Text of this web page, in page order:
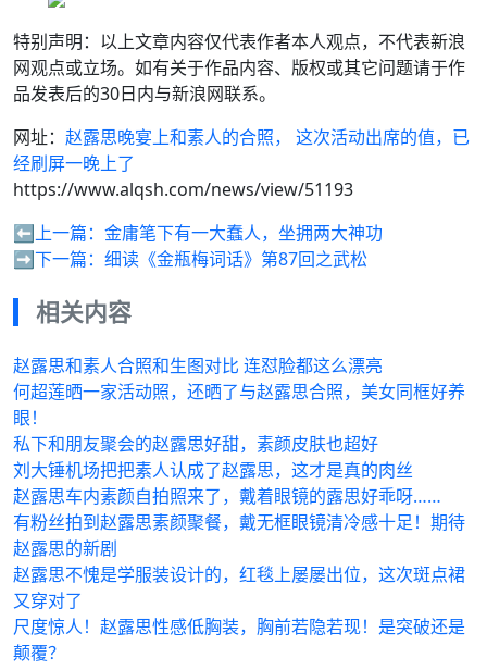
特别声明：以上文章内容仅代表作者本人观点，不代表新浪
网观点或立场。如有关于作品内容、版权或其它问题请于作
品发表后的30日内与新浪网联系。
网址： 赵露思晚宴上和素人的合照， 这次活动出席的值，已
经刷屏一晚上了
https://www.alqsh.com/news/view/51193
⬅️上一篇： 金庸笔下有一大蠢人，坐拥两大神功
➡️下一篇： 细读《金瓶梅词话》第87回之武松
相关内容
赵露思和素人合照和生图对比 连怼脸都这么漂亮
何超莲晒一家活动照，还晒了与赵露思合照，美女同框好养
眼！
私下和朋友聚会的赵露思好甜，素颜皮肤也超好
刘大锤机场把把素人认成了赵露思，这才是真的肉丝
赵露思车内素颜自拍照来了，戴着眼镜的露思好乖呀……
有粉丝拍到赵露思素颜聚餐，戴无框眼镜清冷感十足！期待
赵露思的新剧
赵露思不愧是学服装设计的，红毯上屡屡出位，这次斑点裙
又穿对了
尺度惊人！赵露思性感低胸装，胸前若隐若现！是突破还是
颠覆？